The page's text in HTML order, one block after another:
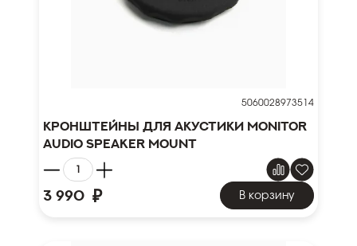
5060028973514
Кронштейны для акустики Monitor
Audio Speaker Mount
3 990 ₽ В корзину